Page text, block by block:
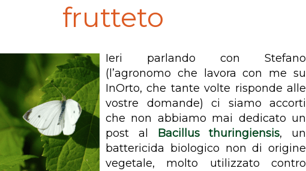
frutteto
Ieri parlando con Stefano
(l’agronomo che lavora con me su
InOrto, che tante volte risponde alle
vostre domande) ci siamo accorti
che non abbiamo mai dedicato un
post al
Bacillus thuringiensis, un
battericida biologico non di origine
vegetale, molto utilizzato contro